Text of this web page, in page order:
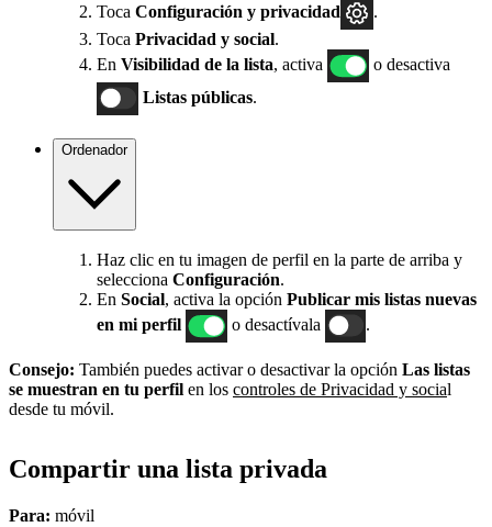
Toca Configuración y privacidad
.
Toca Privacidad y social.
En Visibilidad de la lista, activa
o desactiva
Listas públicas.
Ordenador
Haz clic en tu imagen de perfil en la parte de arriba y
selecciona Configuración.
En Social, activa la opción Publicar mis listas nuevas
en mi perfil
o desactívala .
Consejo: También puedes activar o desactivar la opción Las listas
se muestran en tu perfil en los controles de Privacidad y social
desde tu móvil.
Compartir una lista privada
Para: móvil